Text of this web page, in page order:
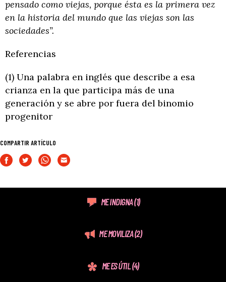
pensado como viejas, porque ésta es la primera vez
en la historia del mundo que las viejas son las
sociedades”.
Referencias
(1) Una palabra en inglés que describe a esa
crianza en la que participa más de una
generación y se abre por fuera del binomio
progenitor
COMPARTIR ARTÍCULO
ME INDIGNA(1)
ME MOVILIZA(2)
ME ES ÚTIL(4)